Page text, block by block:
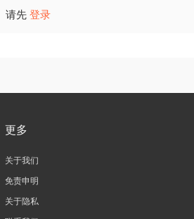
请先 登录
更多
关于我们
免责申明
关于隐私